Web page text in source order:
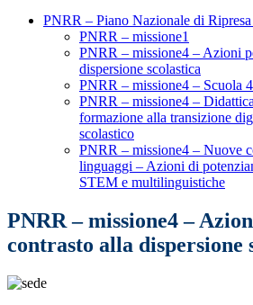
PNRR – Piano Nazionale di Ripresa
PNRR – missione1
PNRR – missione4 – Azioni
dispersione scolastica
PNRR – missione4 – Scuola
PNRR – missione4 –
formazione alla transizione
scolastico
PNRR – missione4 – Nuove
linguaggi – Azioni di
STEM e multilinguistiche
PNRR – missione4 –
contrasto alla dispersione